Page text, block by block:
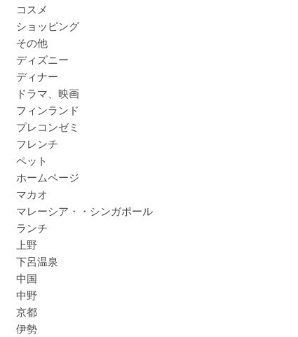
コスメ
ショッピング
その他
ディズニー
ディナー
ドラマ、映画
フィンランド
プレコンゼミ
フレンチ
ペット
ホームページ
マカオ
マレーシア・・シンガポール
ランチ
上野
下呂温泉
中国
中野
京都
伊勢